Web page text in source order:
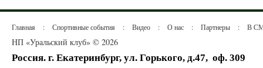
Главная : Спортивные события : Видео : О нас : Партнеры : В
НП «Уральский клуб» © 2026
Россия. г. Екатеринбург, ул. Горького, д.47, оф. 309